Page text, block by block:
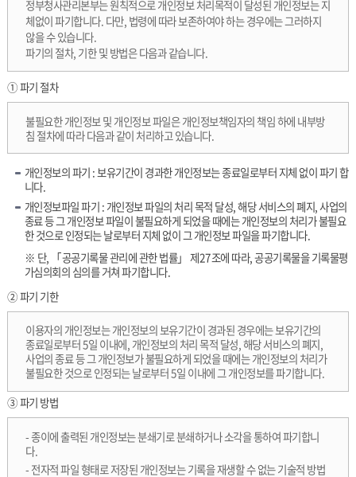
정부청사관리본부는 원칙적으로 개인정보 처리목적이 달성된 개인정보는 지
체없이 파기합니다. 다만, 법령에 따라 보존하여야 하는 경우에는 그러하지
않을 수 있습니다.
파기의 절차, 기한 및 방법은 다음과 같습니다.
① 파기 절차
불필요한 개인정보 및 개인정보 파일은 개인정보책임자의 책임 하에 내부방
침 절차에 따라 다음과 같이 처리하고 있습니다.
개인정보의 파기 : 보유기간이 경과한 개인정보는 종료일로부터 지체 없이 파기 합
니다.
개인정보파일 파기 : 개인정보 파일의 처리 목적 달성, 해당 서비스의 폐지, 사업의
종료 등 그 개인정보 파일이 불필요하게 되었을 때에는 개인정보의 처리가 불필요
한 것으로 인정되는 날로부터 지체 없이 그 개인정보 파일을 파기합니다.
※ 단, 「공공기록물 관리에 관한 법률」 제27조에 따라, 공공기록물을 기록물평
가심의회의 심의를 거쳐 파기합니다.
② 파기 기한
이용자의 개인정보는 개인정보의 보유기간이 경과된 경우에는 보유기간의
종료일로부터 5일 이내에, 개인정보의 처리 목적 달성, 해당 서비스의 폐지,
사업의 종료 등 그 개인정보가 불필요하게 되었을 때에는 개인정보의 처리가
불필요한 것으로 인정되는 날로부터 5일 이내에 그 개인정보를 파기합니다.
③ 파기 방법
- 종이에 출력된 개인정보는 분쇄기로 분쇄하거나 소각을 통하여 파기합니
다.
- 전자적 파일 형태로 저장된 개인정보는 기록을 재생할 수 없는 기술적 방법